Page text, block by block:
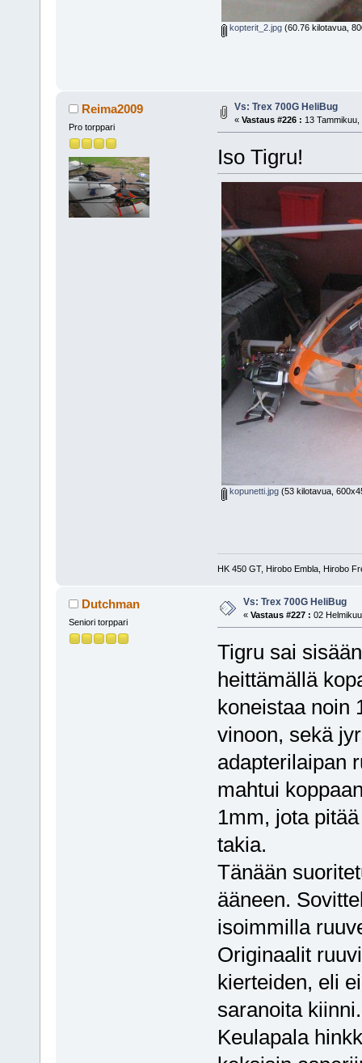
kopterit_2.jpg(60.76 kilotavua,
Reima2009
Pro torppari
Vs: Trex 700G HeliBug
« Vastaus #226 : 13
Iso Tigru!
kopunetti.jpg(53 kilotavua,
HK 450 GT, Hirobo Embla, Hirobo
Dutchman
Seniori torppari
Vs: Trex 700G HeliBug
« Vastaus #227 : 02
Tigru sai
heittämällä
koneistaa noin
vinoon, sekä
adapterilaipan
mahtui
1mm, jota
takia.
Tänään
ääneen.
isoimmilla
Originaalit
kierteiden, eli
saranoita kiinni.
Keulapala